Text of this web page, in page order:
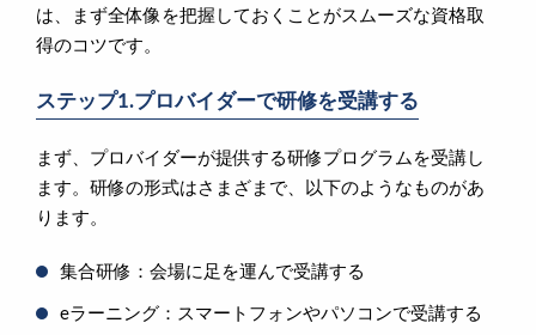
は、まず全体像を把握しておくことがスムーズな資格取
得のコツです。
ステップ1.プロバイダーで研修を受講する
まず、プロバイダーが提供する研修プログラムを受講し
ます。研修の形式はさまざまで、以下のようなものがあ
ります。
集合研修：会場に足を運んで受講する
eラーニング：スマートフォンやパソコンで受講する